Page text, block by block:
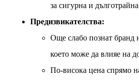
за сигурна и
Предизвикателства:
Още слабо познат бранд
което може да влияе на
По-висока цена спрямо